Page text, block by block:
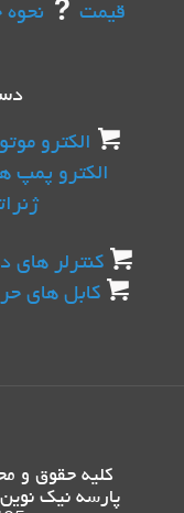
قیمت
نحوه
الکترو
الکترو پمپ
کنترلر های
کابل های
کليه حقوق و
پارسه نیک نوین